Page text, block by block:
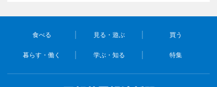
食べる 見る・遊ぶ 買う
暮らす・働く 学ぶ・知る 特集